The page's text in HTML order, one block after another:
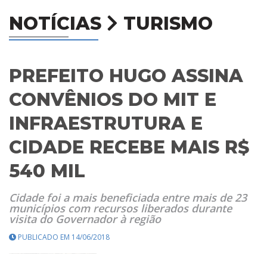
NOTÍCIAS TURISMO
PREFEITO HUGO ASSINA
CONVÊNIOS DO MIT E
INFRAESTRUTURA E
CIDADE RECEBE MAIS R$
540 MIL
Cidade foi a mais beneficiada entre mais de 23
municípios com recursos liberados durante
visita do Governador à região
PUBLICADO EM 14/06/2018